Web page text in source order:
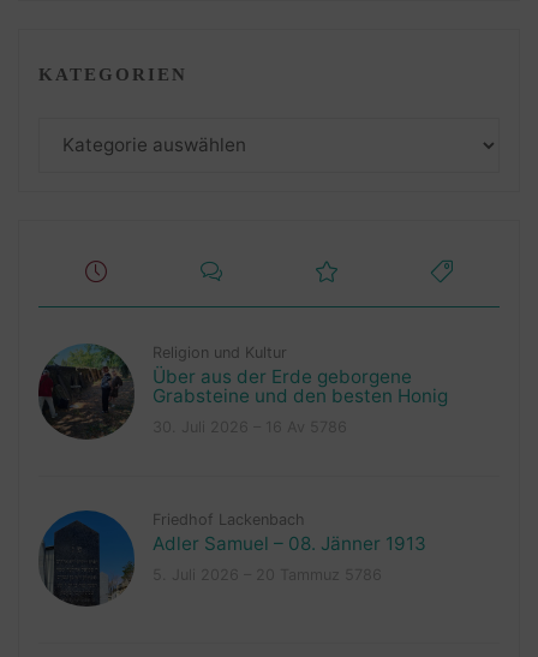
KATEGORIEN
Religion und Kultur
Über aus der Erde geborgene
Grabsteine und den besten Honig
Friedhof Lackenbach
Adler Samuel – 08. Jänner 1913